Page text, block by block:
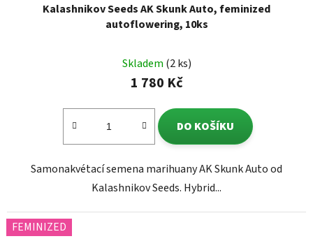
Kalashnikov Seeds AK Skunk Auto, feminized
autoflowering, 10ks
Skladem (2 ks)
1 780 Kč
DO KOŠÍKU
Samonakvétací semena marihuany AK Skunk Auto od
Kalashnikov Seeds. Hybrid...
FEMINIZED